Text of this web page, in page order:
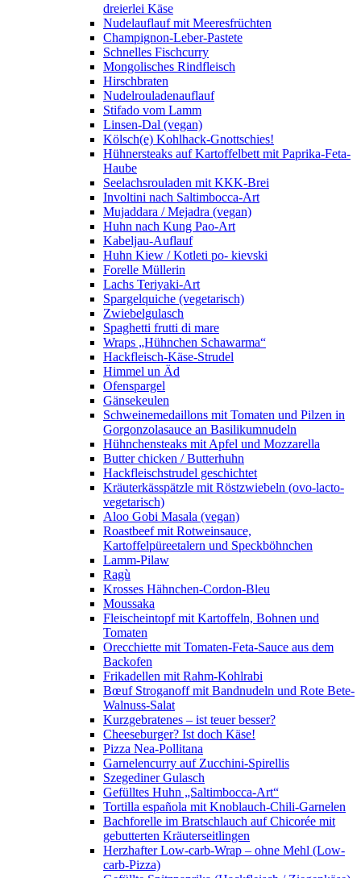
dreierlei Käse
Nudelauflauf mit Meeresfrüchten
Champignon-Leber-Pastete
Schnelles Fischcurry
Mongolisches Rindfleisch
Hirschbraten
Nudelrouladenauflauf
Stifado vom Lamm
Linsen-Dal (vegan)
Kölsch(e) Kohlhack-Gnottschies!
Hühnersteaks auf Kartoffelbett mit Paprika-Feta-
Haube
Seelachsrouladen mit KKK-Brei
Involtini nach Saltimbocca-Art
Mujaddara / Mejadra (vegan)
Huhn nach Kung Pao-Art
Kabeljau-Auflauf
Huhn Kiew / Kotleti po- kievski
Forelle Müllerin
Lachs Teriyaki-Art
Spargelquiche (vegetarisch)
Zwiebelgulasch
Spaghetti frutti di mare
Wraps „Hühnchen Schawarma“
Hackfleisch-Käse-Strudel
Himmel un Äd
Ofenspargel
Gänsekeulen
Schweinemedaillons mit Tomaten und Pilzen in
Gorgonzolasauce an Basilikumnudeln
Hühnchensteaks mit Apfel und Mozzarella
Butter chicken / Butterhuhn
Hackfleischstrudel geschichtet
Kräuterkässpätzle mit Röstzwiebeln (ovo-lacto-
vegetarisch)
Aloo Gobi Masala (vegan)
Roastbeef mit Rotweinsauce,
Kartoffelpüreetalern und Speckböhnchen
Lamm-Pilaw
Ragù
Krosses Hähnchen-Cordon-Bleu
Moussaka
Fleischeintopf mit Kartoffeln, Bohnen und
Tomaten
Orecchiette mit Tomaten-Feta-Sauce aus dem
Backofen
Frikadellen mit Rahm-Kohlrabi
Bœuf Stroganoff mit Bandnudeln und Rote Bete-
Walnuss-Salat
Kurzgebratenes – ist teuer besser?
Cheeseburger? Ist doch Käse!
Pizza Nea-Pollitana
Garnelencurry auf Zucchini-Spirellis
Szegediner Gulasch
Gefülltes Huhn „Saltimbocca-Art“
Tortilla española mit Knoblauch-Chili-Garnelen
Bachforelle im Bratschlauch auf Chicorée mit
gebutterten Kräuterseitlingen
Herzhafter Low-carb-Wrap – ohne Mehl (Low-
carb-Pizza)